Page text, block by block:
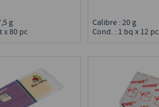
g
x 80 pc
Calibre : 20 g
Cond. : 1 bq x 12 pc